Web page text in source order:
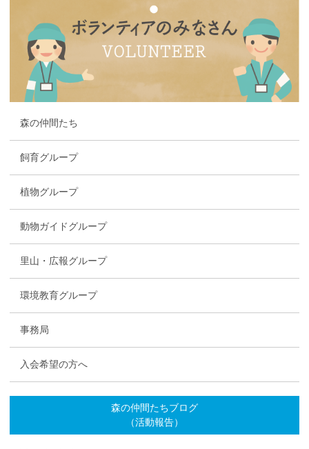
森の仲間たち
飼育グループ
植物グループ
動物ガイドグループ
里山・広報グループ
環境教育グループ
事務局
入会希望の方へ
森の仲間たちブログ
（活動報告）